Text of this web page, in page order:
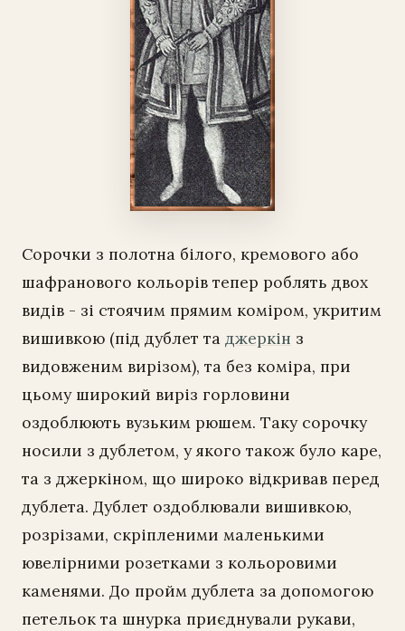
Сорочки з полотна білого, кремового або
шафранового кольорів тепер роблять двох
видів - зі стоячим прямим коміром, укритим
вишивкою (під дублет та джеркін з
видовженим вирізом), та без коміра, при
цьому широкий виріз горловини
оздоблюють вузьким рюшем. Таку сорочку
носили з дублетом, у якого також було каре,
та з джеркіном, що широко відкривав перед
дублета. Дублет оздоблювали вишивкою,
розрізами, скріпленими маленькими
ювелірними розетками з кольоровими
каменями. До пройм дублета за допомогою
петельок та шнурка приєднували рукави,